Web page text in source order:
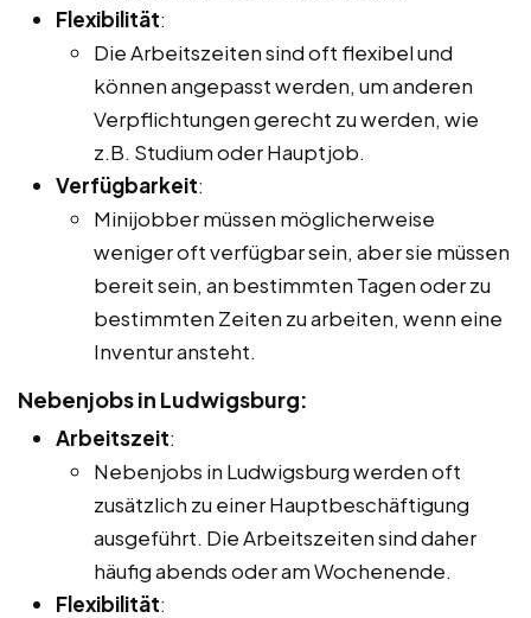
Flexibilität:
Die Arbeitszeiten sind oft flexibel und
können angepasst werden, um anderen
Verpflichtungen gerecht zu werden, wie
z.B. Studium oder Hauptjob.
Verfügbarkeit:
Minijobber müssen möglicherweise
weniger oft verfügbar sein, aber sie müssen
bereit sein, an bestimmten Tagen oder zu
bestimmten Zeiten zu arbeiten, wenn eine
Inventur ansteht.
Nebenjobs in Ludwigsburg:
Arbeitszeit:
Nebenjobs in Ludwigsburg werden oft
zusätzlich zu einer Hauptbeschäftigung
ausgeführt. Die Arbeitszeiten sind daher
häufig abends oder am Wochenende.
Flexibilität: